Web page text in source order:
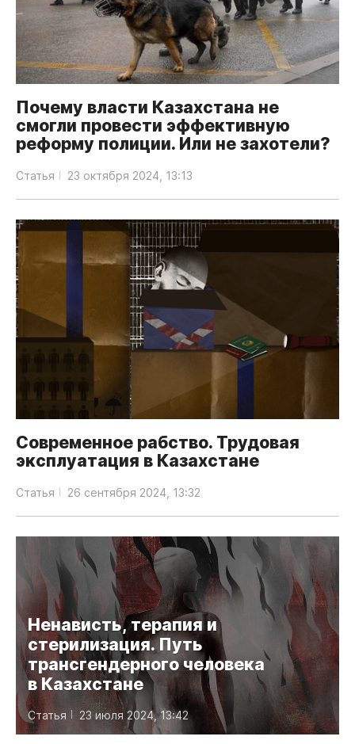
Почему власти Казахстана не
смогли провести эффективную
реформу полиции. Или не захотели?
Статья 23 октября 2024, 13:13
Современное рабство. Трудовая
эксплуатация в Казахстане
Статья 26 сентября 2024, 13:32
Ненависть, терапия и
стерилизация. Путь
трансгендерного человека
в Казахстане
Статья 23 июля 2024, 13:42